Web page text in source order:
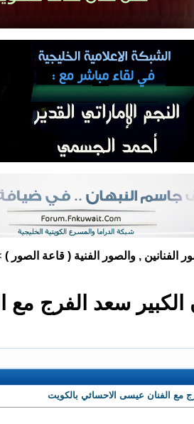
الفنانين , والصور الفنية ( قاعة الصور )
الكبير سعد الفرج
مع الفنان عيسى الاحسائي بالكويت